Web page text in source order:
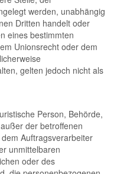
werden, unabhängig
Dritten handelt oder
eines bestimmten
Unionsrecht oder dem
gelten jedoch nicht als
Person, Behörde,
der betroffenen
Auftragsverarbeiter
unmittelbaren
oder des